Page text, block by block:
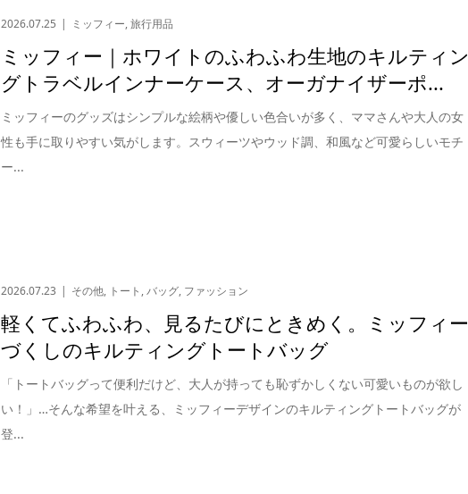
2026.07.25 ミッフィー,旅行用品
ミッフィー｜ホワイトのふわふわ生地のキルティン
グトラベルインナーケース、オーガナイザーポ...
ミッフィーのグッズはシンプルな絵柄や優しい色合いが多く、ママさんや大人の女
性も手に取りやすい気がします。スウィーツやウッド調、和風など可愛らしいモチ
ー...
2026.07.23 その他, トート ,バッグ, ファッション
軽くてふわふわ、見るたびにときめく。ミッフィー
づくしのキルティングトートバッグ
「トートバッグって便利だけど、大人が持っても恥ずかしくない可愛いものが欲し
い！」…そんな希望を叶える、ミッフィーデザインのキルティングトートバッグが
登...